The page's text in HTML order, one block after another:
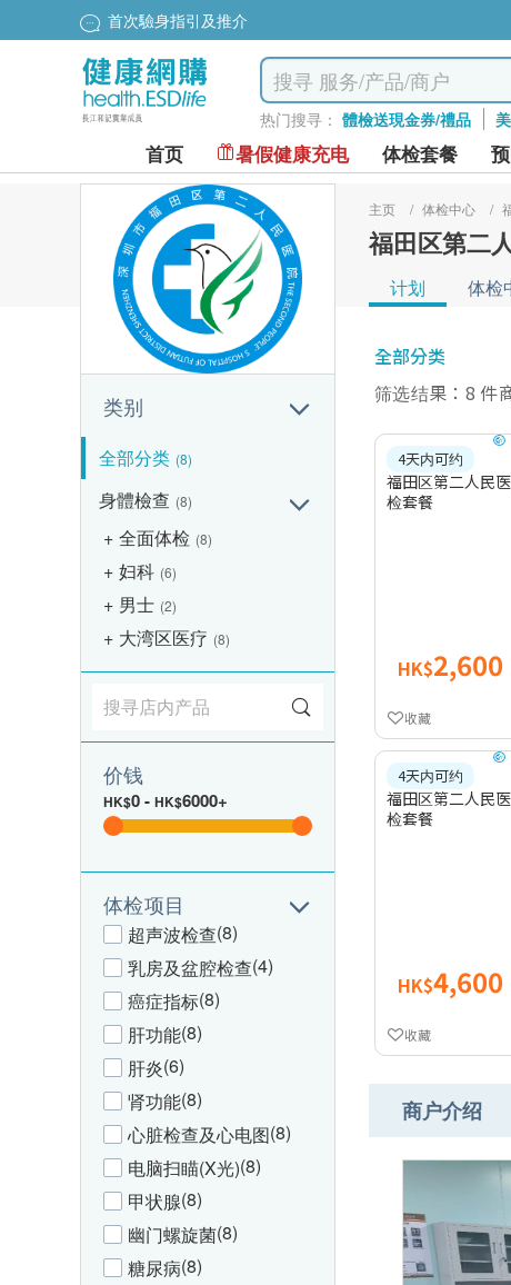
首次驗身指引及推介
热门搜寻： 體檢送現金券/禮品
首页 暑假健康充电 体检套餐
类别
全部分类 (8)
身體檢查 (8)
全面体检 (8)
妇科 (6)
男士 (2)
大湾区医疗 (8)
价钱
HK$0- HK$6000+
体检项目
超声波检查(8)
乳房及盆腔检查(4)
癌症指标(8)
肝功能(8)
肝炎(6)
肾功能(8)
心脏检查及心电图(8)
电脑扫瞄(X光)(8)
甲状腺(8)
幽门螺旋菌(8)
糖尿病(8)
主页 / 体检中心 /
福田区第二
计划 体检
全部分类
筛选结果：8 件
4天内可约
福田区第二人民
检套餐
HK$2,600
收藏
4天内可约
福田区第二人民
检套餐
HK$4,600
收藏
商户介绍